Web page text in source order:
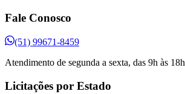
Fale Conosco
(51) 99671-8459
Atendimento de segunda a sexta, das 9h às 18h
Licitações por Estado